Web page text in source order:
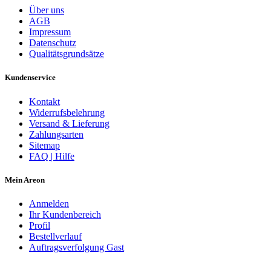
Über uns
AGB
Impressum
Datenschutz
Qualitätsgrundsätze
Kundenservice
Kontakt
Widerrufsbelehrung
Versand & Lieferung
Zahlungsarten
Sitemap
FAQ | Hilfe
Mein Areon
Anmelden
Ihr Kundenbereich
Profil
Bestellverlauf
Auftragsverfolgung Gast